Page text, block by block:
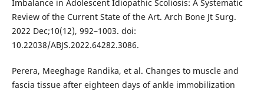
Imbalance in Adolescent Idiopathic Scoliosis: A Systematic
Review of the Current State of the Art. Arch Bone Jt Surg.
2022 Dec;10(12), 992–1003. doi:
10.22038/ABJS.2022.64282.3086.
Perera, Meeghage Randika, et al. Changes to muscle and
fascia tissue after eighteen days of ankle immobilization